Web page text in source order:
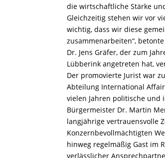
die wirtschaftliche Stärke
Gleichzeitig stehen wir vor
wichtig, dass wir diese
zusammenarbeiten“,
Dr. Jens Gräfer, der zum
Lübberink angetreten hat,
Der promovierte Jurist war
Abteilung International
vielen Jahren politische
Bürgermeister Dr. Martin
langjährige vertrauensvolle
Konzernbevollmächtigten
hinweg regelmäßig Gast im
verlässlicher